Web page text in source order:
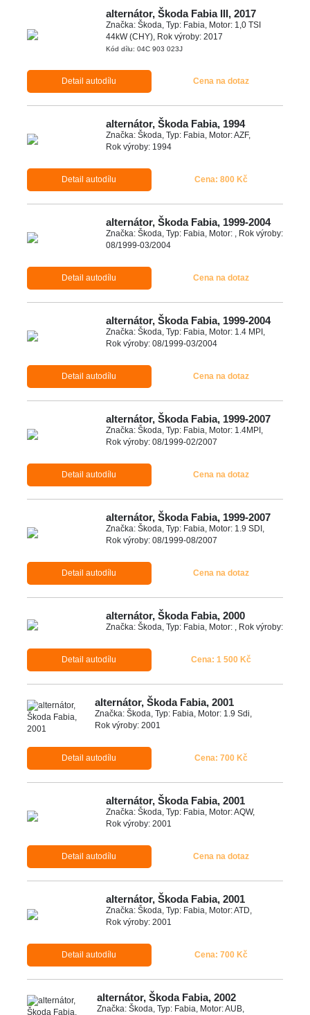
alternátor, Škoda Fabia III, 2017
Značka: Škoda, Typ: Fabia, Motor: 1,0 TSI
44kW (CHY), Rok výroby: 2017
Kód dílu: 04C 903 023J
Detail autodílu Cena na dotaz
alternátor, Škoda Fabia, 1994
Značka: Škoda, Typ: Fabia, Motor: AZF,
Rok výroby: 1994
Detail autodílu Cena: 800 Kč
alternátor, Škoda Fabia, 1999-2004
Značka: Škoda, Typ: Fabia, Motor: , Rok výroby:
08/1999-03/2004
Detail autodílu Cena na dotaz
alternátor, Škoda Fabia, 1999-2004
Značka: Škoda, Typ: Fabia, Motor: 1.4 MPI,
Rok výroby: 08/1999-03/2004
Detail autodílu Cena na dotaz
alternátor, Škoda Fabia, 1999-2007
Značka: Škoda, Typ: Fabia, Motor: 1.4MPI,
Rok výroby: 08/1999-02/2007
Detail autodílu Cena na dotaz
alternátor, Škoda Fabia, 1999-2007
Značka: Škoda, Typ: Fabia, Motor: 1.9 SDI,
Rok výroby: 08/1999-08/2007
Detail autodílu Cena na dotaz
alternátor, Škoda Fabia, 2000
Značka: Škoda, Typ: Fabia, Motor: , Rok výroby:
Detail autodílu Cena: 1 500 Kč
alternátor, Škoda Fabia, 2001
Značka: Škoda, Typ: Fabia, Motor: 1.9 Sdi,
Rok výroby: 2001
Detail autodílu Cena: 700 Kč
alternátor, Škoda Fabia, 2001
Značka: Škoda, Typ: Fabia, Motor: AQW,
Rok výroby: 2001
Detail autodílu Cena na dotaz
alternátor, Škoda Fabia, 2001
Značka: Škoda, Typ: Fabia, Motor: ATD,
Rok výroby: 2001
Detail autodílu Cena: 700 Kč
alternátor, Škoda Fabia, 2002
Značka: Škoda, Typ: Fabia, Motor: AUB,